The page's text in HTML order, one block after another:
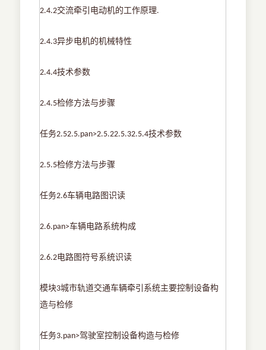
2.4.2交流牵引电动机的工作原理.
2.4.3异步电机的机械特性
2.4.4技术参数
2.4.5检修方法与步骤
任务2.52.5.pan>2.5.22.5.32.5.4技术参数
2.5.5检修方法与步骤
任务2.6车辆电路图识读
2.6.pan>车辆电路系统构成
2.6.2电路图符号系统识读
模块3城市轨道交通车辆牵引系统主要控制设备构
造与检修
任务3.pan>驾驶室控制设备构造与检修